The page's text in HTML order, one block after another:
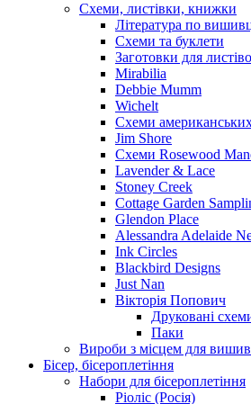
Схеми, листівки, книжки
Література по
Схеми та буклети
Заготовки для
Mirabilia
Debbie Mumm
Wichelt
Схеми
Jim Shore
Cхеми Rosewood
Lavender & Lace
Stoney Creek
Cottage Garden
Glendon Place
Alessandra Adelaide
Ink Circles
Blackbird Designs
Just Nan
Вікторія Попович
Друковані
Паки
Вироби з місцем для
Бісер, бісероплетіння
Набори для бісероплетіння
Ріоліс (Росія)